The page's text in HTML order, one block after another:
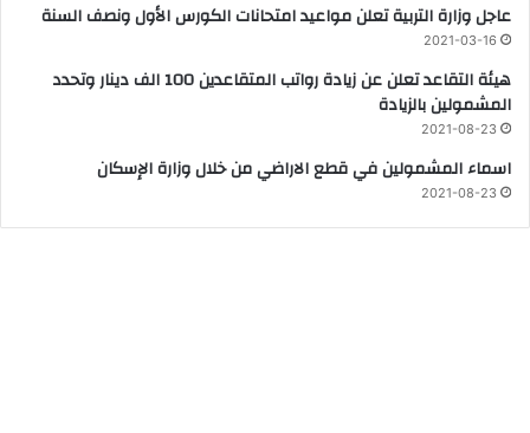
عاجل وزارة التربية تعلن مواعيد امتحانات الكورس الأول ونصف السنة
2021-03-16
هيئة التقاعد تعلن عن زيادة رواتب المتقاعدين 100 الف دينار وتحدد
المشمولين بالزيادة
2021-08-23
اسماء المشمولين في قطع الاراضي من خلال وزارة الإسكان
2021-08-23